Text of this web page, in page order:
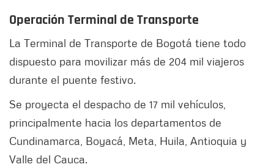
Operación Terminal de Transporte
La Terminal de Transporte de Bogotá tiene todo
dispuesto para movilizar más de 204 mil viajeros
durante el puente festivo.
Se proyecta el despacho de 17 mil vehículos,
principalmente hacia los departamentos de
Cundinamarca, Boyacá, Meta, Huila, Antioquia y
Valle del Cauca.